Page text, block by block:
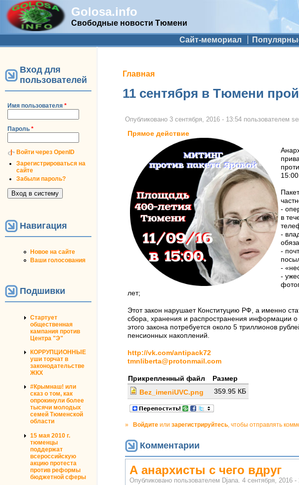
Golosa.info
Свободные новости Тюмени
Дополнительное меню Сайт-мемориал
Вход для
пользователей
Имя пользователя *
Пароль *
Войти через OpenID
Зарегистрироваться на
сайте
Забыли пароль?
Навигация
Новое на сайте
Ваши голосования
Подшивки
Стартует
общественная
кампания против
Центра "Э"
КОРРУПЦИОННЫЕ
уши торчат в
законодательстве
ЖКХ
#Крымнаш! или
сказ о том, как
опрокинули более
тысячи молодых
семей Тюменской
области
15 мая 2010 г.
тюменцы
поддержат
всероссийскую
акцию протеста
против реформы
бюджетной сферы
Вы здесь
Главная
11 сентября в Тюмени
Опубликовано 3 сентября, 2016 - 13:54 пользователем
Прямое действие
-
в
-
-
-
-
лет;
Этот закон нарушает Конституцию РФ, а именно
сбора, хранения и распространения информации
этого закона потребуется около 5 триллионов
пенсионных накоплений.
http://vk.com/antipack72
tmnliberta@protonmail.com
Прикрепленный файл
Размер
Bez_imeniUVC.png
359.95 КБ
» Войдите или зарегистрируйтесь , чтобы отправлять
Комментарии
А анархисты с чего вдруг
Опубликовано пользователем Djana. 4 сентября, 2016 -